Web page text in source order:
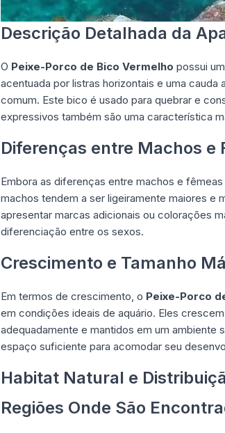
Descrição Detalhada da
O Peixe-Porco de Bico Vermelho possui
acentuada por listras horizontais e uma
comum. Este bico é usado para quebrar e
expressivos também são uma característica
Diferenças entre Machos e
Embora as diferenças entre machos e
machos tendem a ser ligeiramente maiores e
apresentar marcas adicionais ou colorações
diferenciação entre os sexos.
Crescimento e Tamanho
Em termos de crescimento, o Peixe-Porco
em condições ideais de aquário. Eles
adequadamente e mantidos em um ambiente
espaço suficiente para acomodar seu
Habitat Natural e
Regiões Onde São